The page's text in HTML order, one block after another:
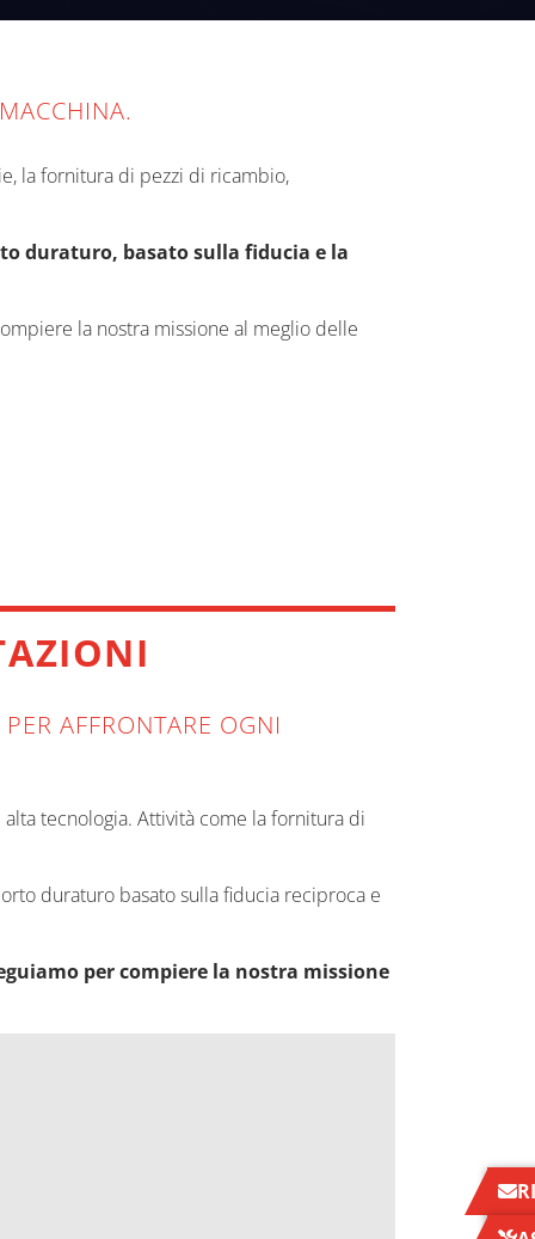
la fornitura di pezzi di ricambio,
duraturo, basato sulla fiducia e la
la nostra missione al meglio delle
AFFRONTARE OGNI
tecnologia. Attività come la fornitura di
duraturo basato sulla fiducia reciproca e
per compiere la nostra missione